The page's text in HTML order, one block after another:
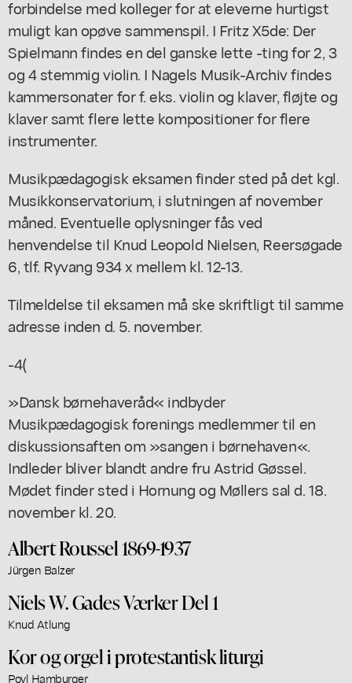
forbindelse med kolleger for at eleverne hurtigst
muligt kan opøve sammenspil. I Fritz X5de: Der
Spielmann findes en del ganske lette -ting for 2, 3
og 4 stemmig violin. I Nagels Musik-Archiv findes
kammersonater for f. eks. violin og klaver, fløjte og
klaver samt flere lette kompositioner for flere
instrumenter.
Musikpædagogisk eksamen finder sted på det kgl.
Musikkonservatorium, i slutningen af november
måned. Eventuelle oplysninger fås ved
henvendelse til Knud Leopold Nielsen, Reersøgade
6, tlf. Ryvang 934 x mellem kl. 12-13.
Tilmeldelse til eksamen må ske skriftligt til samme
adresse inden d. 5. november.
-4(
»Dansk børnehaveråd« indbyder
Musikpædagogisk forenings medlemmer til en
diskussionsaften om »sangen i børnehaven«.
Indleder bliver blandt andre fru Astrid Gøssel.
Mødet finder sted i Hornung og Møllers sal d. 18.
november kl. 20.
Albert Roussel 1869-1937
Jürgen Balzer
Niels W. Gades Værker Del 1
Knud Atlung
Kor og orgel i protestantisk liturgi
Povl Hamburger